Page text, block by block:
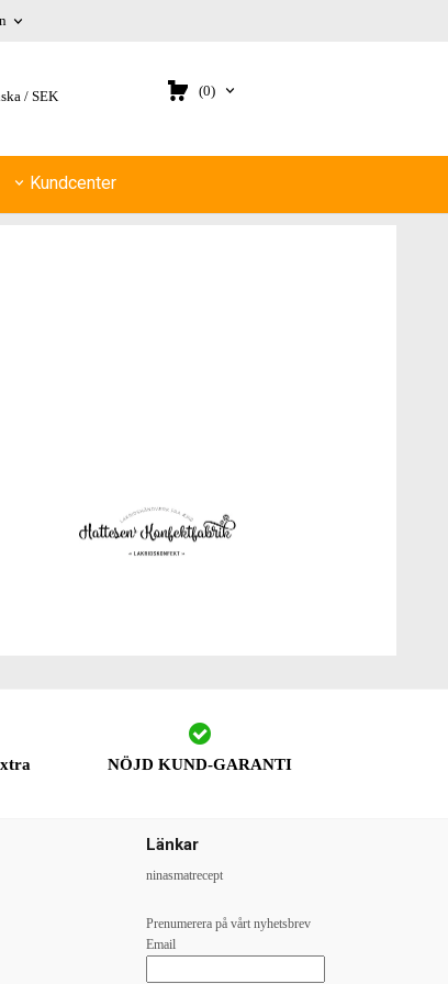
SEK (0)
Kundcenter
NÖJD KUND-GARANTI
Länkar
ninasmatrecept
Prenumerera på vårt nyhetsbrev
Email